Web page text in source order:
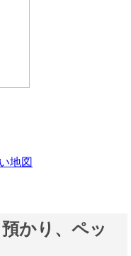
地図
かり、ペッ